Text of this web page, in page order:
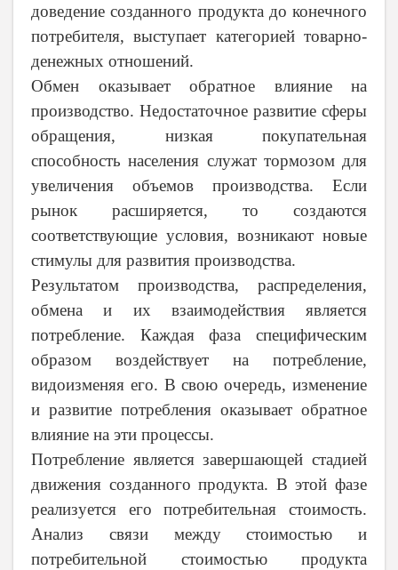
доведение созданного продукта до конечного
потребителя, выступает категорией товарно-
денежных отношений.
Обмен оказывает обратное влияние на
производство. Недостаточное развитие сферы
обращения, низкая покупательная
способность населения служат тормозом для
увеличения объемов производства. Если
рынок расширяется, то создаются
соответствующие условия, возникают новые
стимулы для развития производства.
Результатом производства, распределения,
обмена и их взаимодействия является
потребление. Каждая фаза специфическим
образом воздействует на потребление,
видоизменяя его. В свою очередь, изменение
и развитие потребления оказывает обратное
влияние на эти процессы.
Потребление является завершающей стадией
движения созданного продукта. В этой фазе
реализуется его потребительная стоимость.
Анализ связи между стоимостью и
потребительной стоимостью продукта